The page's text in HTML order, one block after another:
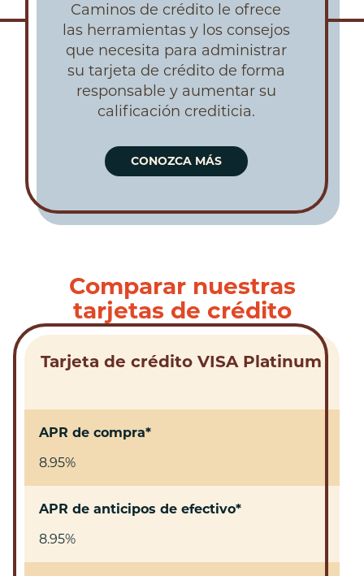
Caminos de crédito le ofrece
las herramientas y los consejos
que necesita para administrar
su tarjeta de crédito de forma
responsable y aumentar su
calificación crediticia.
CONOZCA MÁS
Comparar nuestras
tarjetas de crédito
Tarjeta de crédito VISA Platinum
APR de compra*
8.95%
APR de anticipos de efectivo*
8.95%